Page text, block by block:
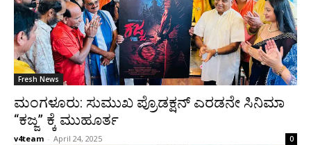
Fresh News
ಮಂಗಳೂರು: ಸುಮುಖ ಪ್ರೊಡಕ್ಷನ್‌ ಎರಡನೇ ಸಿನಿಮಾ
“ಕಜ್ಜ” ಕ್ಕೆ ಮುಹೂರ್ತ
v4team - April 24, 2025 0